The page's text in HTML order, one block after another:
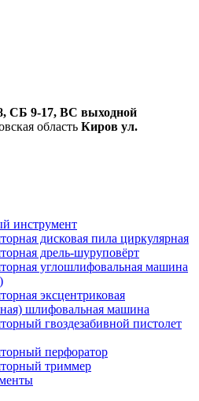
, СБ 9-17, ВС выходной
область Киров ул.
инструмент
дисковая пила циркулярная
дрель-шуруповёрт
углошлифовальная машина
эксцентриковая
шлифовальная машина
гвоздезабивной пистолет
перфоратор
триммер